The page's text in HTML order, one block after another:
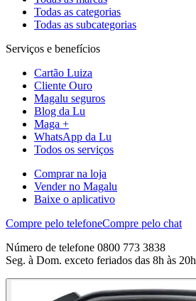
Todas as categorias
Todas as subcategorias
Serviços e benefícios
Cartão Luiza
Cliente Ouro
Magalu seguros
Blog da Lu
Maga +
WhatsApp da Lu
Todos os serviços
Comprar na loja
Vender no Magalu
Baixe o aplicativo
Compre pelo telefoneCompre pelo chat
Número de telefone 0800 773 3838
Seg. à Dom. exceto feriados das 8h às 20h